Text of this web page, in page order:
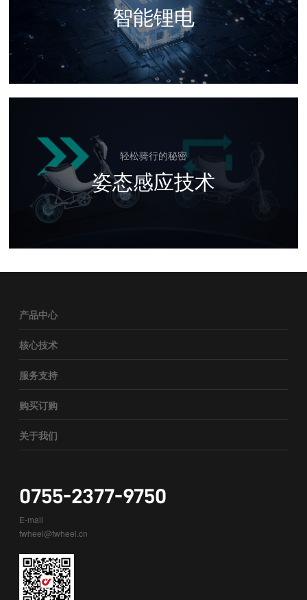
智能锂电
轻松骑行的秘密
姿态感应技术
产品中心
核心技术
服务支持
购买订购
关于我们
0755-2377-9750
E-mail
fwheel@fwheel.cn